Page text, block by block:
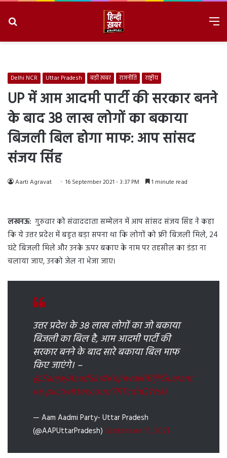
Delhi NCR Uttar Pradesh बड़ी ख़बर राजनीति राष्ट्रीय
UP में आम आदमी पार्टी की सरकार बनने
के बाद 38 लाख लोगों का बकाया
बिजली बिल होगा माफ: आप सांसद
संजय सिंह
Aarti Agravat 16 September 2021 - 3:37 PM 1 minute read
लखनऊ: गुरुवार को संवाददाता सम्मेलन में आप सांसद संजय सिंह ने कहा
कि ये उत्तर प्रदेश में बहुत बड़ा सपना था कि लोगों को फ्री बिजली मिले, 24
घंटे बिजली मिले और उनके ऊपर बकाए के नाम पर तहसील का डंडा ना
चलाया जाए, उनको जेल ना भेजा जाए।
उत्तर प्रदेश के 38 लाख लोगों का जो बकाया
बिजली का बिल है, आम आदमी पार्टी की
सरकार बनने के बाद सारे बकाया बिल माफ
किए जाएंगे। –
@SanjayAzadSln#KejriwalKiBijliGuarant
eepic.twitter.com/7RTcdnQWsU
— Aam Aadmi Party- Uttar Pradesh
(@AAPUttarPradesh) September 16, 2021